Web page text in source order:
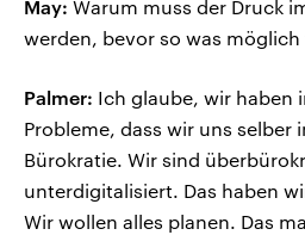
May: Warum muss der Druck
werden, bevor so was möglich
Palmer: Ich glaube, wir haben
Probleme, dass wir uns selber
Bürokratie. Wir sind
unterdigitalisiert. Das haben
Wir wollen alles planen. Das